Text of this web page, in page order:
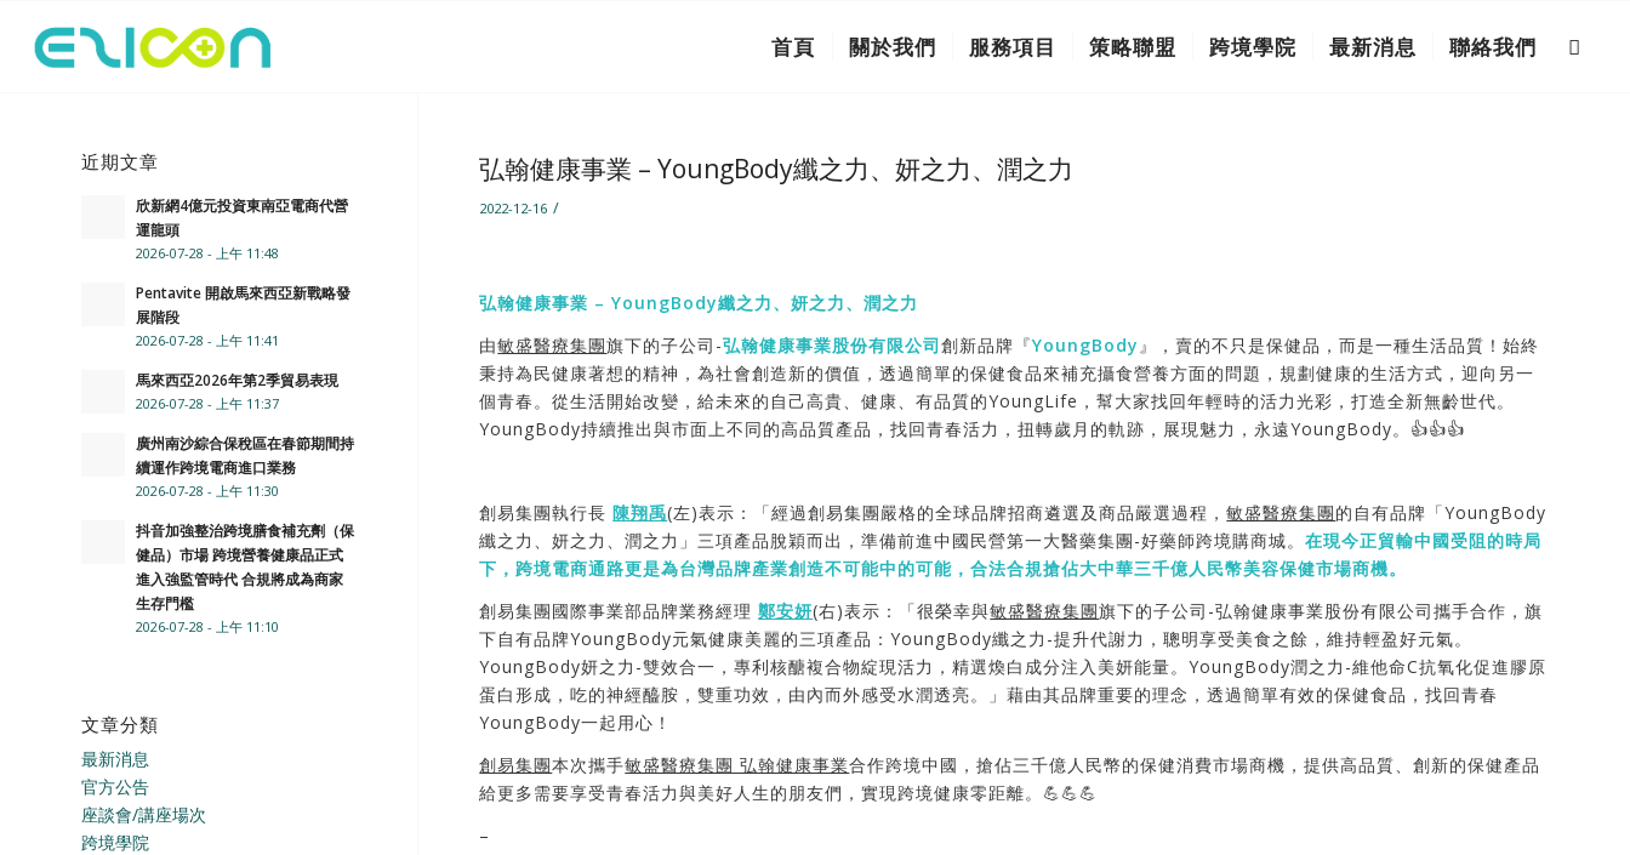
首頁 關於我們 服務項目 策略聯盟 跨境學院 最新消息 聯絡我們
弘翰健康事業 – YoungBody纖之力、妍之力、潤之力
2022-12-16 /
弘翰健康事業 – YoungBody纖之力、妍之力、潤之力
由敏盛醫療集團旗下的子公司-弘翰健康事業股份有限公司創新品牌『YoungBody 』，賣的不只是保健品，而是一種生活品質！始終
秉持為民健康著想的精神，為社會創造新的價值，透過簡單的保健食品來補充攝食營養方面的問題，規劃健康的生活方式，迎向另一
個青春。從生活開始改變，給未來的自己高貴、健康、有品質的YoungLife，幫大家找回年輕時的活力光彩，打造全新無齡世代。
YoungBody持續推出與市面上不同的高品質產品，找回青春活力，扭轉歲月的軌跡，展現魅力，永遠YoungBody。👍👍👍
創易集團執行長陳翔禹(左)表示：「經過創易集團嚴格的全球品牌招商遴選及商品嚴選過程，敏盛醫療集團的自有品牌「YoungBody
纖之力、妍之力、潤之力」三項產品脫穎而出，準備前進中國民營第一大醫藥集團-好藥師跨境購商城。在現今正貿輸中國受阻的時局
下，跨境電商通路更是為台灣品牌產業創造不可能中的可能，合法合規搶佔大中華三千億人民幣美容保健市場商機。
創易集團國際事業部品牌業務經理鄭安妍(右)表示：「很榮幸與敏盛醫療集團旗下的子公司-弘翰健康事業股份有限公司攜手合作，旗
下自有品牌YoungBody元氣健康美麗的三項產品：YoungBody纖之力-提升代謝力，聰明享受美食之餘，維持輕盈好元氣。
YoungBody妍之力-雙效合一，專利核醣複合物綻現活力，精選煥白成分注入美妍能量。YoungBody潤之力-維他命C抗氧化促進膠原
蛋白形成，吃的神經醯胺，雙重功效，由內而外感受水潤透亮。」藉由其品牌重要的理念，透過簡單有效的保健食品，找回青春
YoungBody一起用心！
創易集團本次攜手敏盛醫療集團 弘翰健康事業合作跨境中國，搶佔三千億人民幣的保健消費市場商機，提供高品質、創新的保健產品
給更多需要享受青春活力與美好人生的朋友們，實現跨境健康零距離。💪💪💪
–
近期文章
欣新網4億元投資東南亞電商代營
運龍頭
2026-07-28 - 上午 11:48
Pentavite 開啟馬來西亞新戰略發
展階段
2026-07-28 - 上午 11:41
馬來西亞2026年第2季貿易表現
2026-07-28 - 上午 11:37
廣州南沙綜合保稅區在春節期間持
續運作跨境電商進口業務
2026-07-28 - 上午 11:30
抖音加強整治跨境膳食補充劑（保
健品）市場 跨境營養健康品正式
進入強監管時代 合規將成為商家
生存門檻
2026-07-28 - 上午 11:10
文章分類
最新消息
官方公告
座談會/講座場次
跨境學院